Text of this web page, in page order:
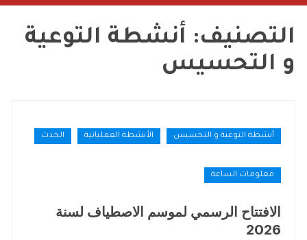
التصنيف: أنشطة التوعية
و التحسيس
أنشطة التوعية و التحسيس الأنشطة العملياتية الحدث
معلومات الساعة
الافتتاح الرسمي لموسم الاصطياف لسنة
2026